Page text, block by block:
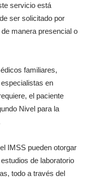
servicio está
ser solicitado por
manera presencial o
familiares,
en
el paciente
Nivel para la
IMSS pueden otorgar
de laboratorio
todo a través del